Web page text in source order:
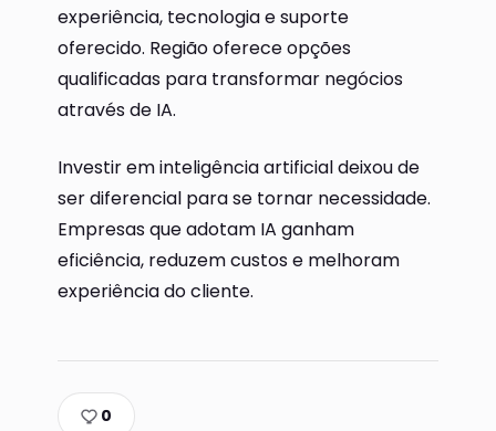
experiência, tecnologia e suporte
oferecido. Região oferece opções
qualificadas para transformar negócios
através de IA.
Investir em inteligência artificial deixou de
ser diferencial para se tornar necessidade.
Empresas que adotam IA ganham
eficiência, reduzem custos e melhoram
experiência do cliente.
0